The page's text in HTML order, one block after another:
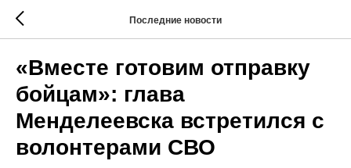
Последние новости
«Вместе готовим отправку
бойцам»: глава
Менделеевска встретился с
волонтерами СВО